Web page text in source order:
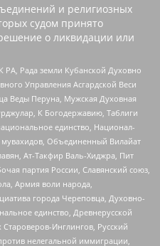
и религиозных
судом принято
о ликвидации или
РА, Рада земли Кубанской Духовно
Управления Асгардской Веси
Веды Перуна, Мужская Духовная
К Богодержавию, Таблиги
единство, Национал-
Объединенный Вилайат
Ат-Такфир Валь-Хиджра, Пит
партия России, Славянский союз,
Армия воли народа,
города Череповца, Духовно-
единство, Древнерусской
Инглингов, Русский
нелегальной иммиграции,